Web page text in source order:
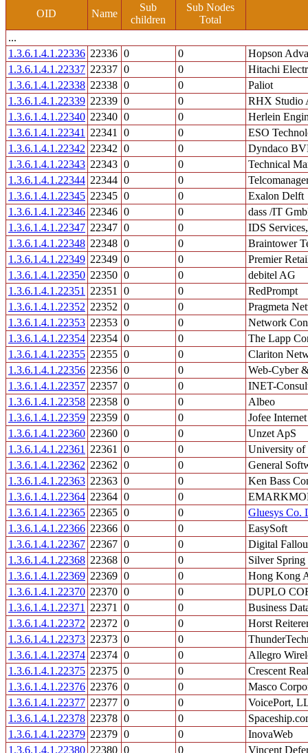
OID Name
Sub
children
Sub Nodes
Total
...
1.3.6.1.4.1.22336 22336 0 0
Hopson
1.3.6.1.4.1.22337 22337 0 0
Hitachi
1.3.6.1.4.1.22338 22338 0 0
Paliot
1.3.6.1.4.1.22339 22339 0 0
RHX Studio
1.3.6.1.4.1.22340 22340 0 0
Herlein
1.3.6.1.4.1.22341
22341 0 0
ESO
1.3.6.1.4.1.22342 22342 0 0
Dyndaco
1.3.6.1.4.1.22343 22343 0 0
Technical
1.3.6.1.4.1.22344 22344 0 0
1.3.6.1.4.1.22345 22345 0 0
Exalon Delft
1.3.6.1.4.1.22346 22346 0 0
dass /IT
1.3.6.1.4.1.22347 22347 0 0
IDS
1.3.6.1.4.1.22348 22348 0 0
Braintower
1.3.6.1.4.1.22349 22349 0 0
Premier
1.3.6.1.4.1.22350 22350 0 0
debitel AG
1.3.6.1.4.1.22351
22351 0 0
RedPrompt
1.3.6.1.4.1.22352 22352 0 0
Pragmeta
1.3.6.1.4.1.22353 22353 0 0
Network
1.3.6.1.4.1.22354 22354 0 0
The Lapp
1.3.6.1.4.1.22355 22355 0 0
Clariton
1.3.6.1.4.1.22356 22356 0 0
Web-Cyber
1.3.6.1.4.1.22357 22357 0 0
INET-
1.3.6.1.4.1.22358 22358 0 0
Albeo
1.3.6.1.4.1.22359 22359 0 0
Jofee
1.3.6.1.4.1.22360 22360 0 0
Unzet ApS
1.3.6.1.4.1.22361
22361 0 0
University of
1.3.6.1.4.1.22362 22362 0 0
General
1.3.6.1.4.1.22363 22363 0 0
Ken Bass
1.3.6.1.4.1.22364 22364 0 0
1.3.6.1.4.1.22365 22365 0 0
Gluesys Co.
1.3.6.1.4.1.22366 22366 0 0
EasySoft
1.3.6.1.4.1.22367 22367 0 0
Digital
1.3.6.1.4.1.22368 22368 0 0
Silver
1.3.6.1.4.1.22369 22369 0 0
Hong Kong
1.3.6.1.4.1.22370 22370 0 0
DUPLO
1.3.6.1.4.1.22371
22371 0 0
Business
1.3.6.1.4.1.22372 22372 0 0
Horst
1.3.6.1.4.1.22373 22373 0 0
1.3.6.1.4.1.22374 22374 0 0
Allegro
1.3.6.1.4.1.22375 22375 0 0
Crescent
1.3.6.1.4.1.22376 22376 0 0
Masco
1.3.6.1.4.1.22377 22377 0 0
VoicePort,
1.3.6.1.4.1.22378 22378 0 0
1.3.6.1.4.1.22379 22379 0 0
InovaWeb
1.3.6.1.4.1.22380 22380 0 0 Vincent